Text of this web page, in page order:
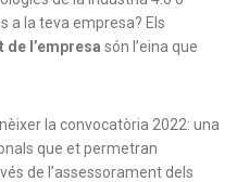
a la teva empresa? Els
de l’empresa són l’eina que
la convocatòria 2022: una
que et permetran
de l’assessorament dels